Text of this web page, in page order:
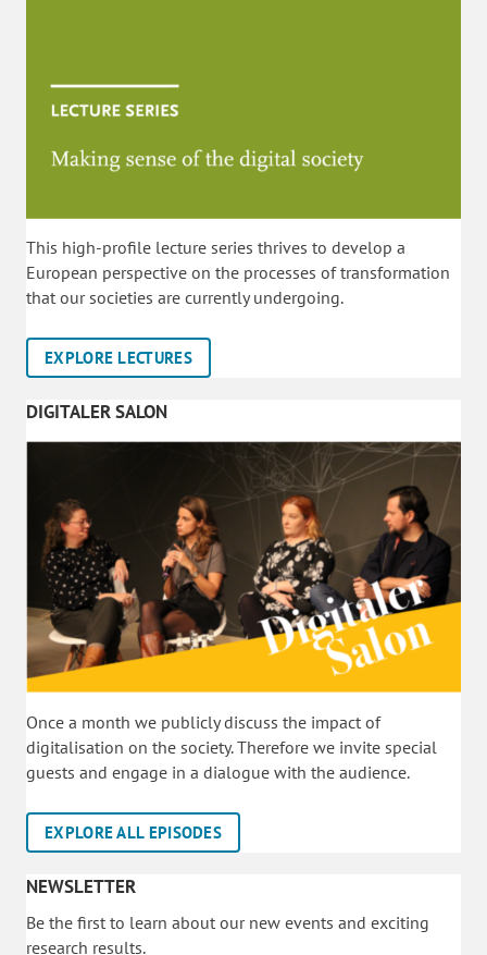
This high-profile lecture series thrives to develop a
European perspective on the processes of transformation
that our societies are currently undergoing.
EXPLORE LECTURES
DIGITALER SALON
Once a month we publicly discuss the impact of
digitalisation on the society. Therefore we invite special
guests and engage in a dialogue with the audience.
EXPLORE ALL EPISODES
NEWSLETTER
Be the first to learn about our new events and exciting
research results.